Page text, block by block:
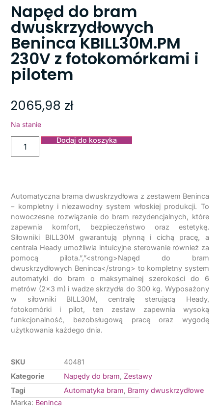
Napęd do bram
dwuskrzydłowych
Beninca KBILL30M.PM
230V z fotokomórkami i
pilotem
2065,98 zł
Na stanie
Dodaj do koszyka
Automatyczna brama dwuskrzydłowa z zestawem Beninca
– kompletny i niezawodny system włoskiej produkcji. To
nowoczesne rozwiązanie do bram rezydencjalnych, które
zapewnia komfort, bezpieczeństwo oraz estetykę.
Siłowniki BILL30M gwarantują płynną i cichą pracę, a
centrala Heady umożliwia intuicyjne sterowanie również za
pomocą pilota.”,”<strong>Napęd do bram
dwuskrzydłowych Beninca</strong> to kompletny system
automatyki do bram o maksymalnej szerokości do 6
metrów (2×3 m) i wadze skrzydła do 300 kg. Wyposażony
w siłowniki BILL30M, centralę sterującą Heady,
fotokomórki i pilot, ten zestaw zapewnia wysoką
funkcjonalność, bezobsługową pracę oraz wygodę
użytkowania każdego dnia.
SKU
40481
Kategorie
Napędy do bram, Zestawy
Tagi
Automatyka bram, Bramy dwuskrzydłowe
Marka: Beninca